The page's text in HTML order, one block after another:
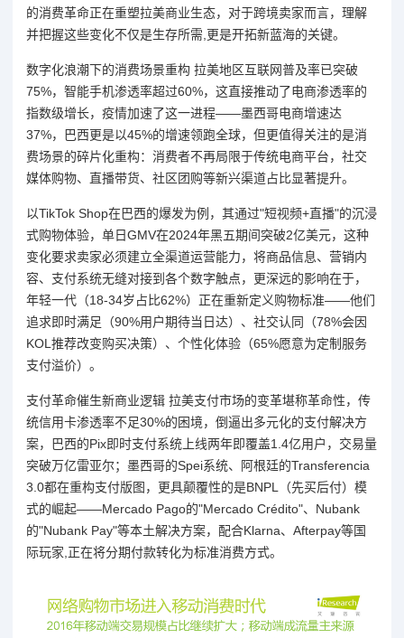
的消费革命正在重塑拉美商业生态，对于跨境卖家而言，理解
并把握这些变化不仅是生存所需,更是开拓新蓝海的关键。
数字化浪潮下的消费场景重构 拉美地区互联网普及率已突破
75%，智能手机渗透率超过60%，这直接推动了电商渗透率的
指数级增长，疫情加速了这一进程——墨西哥电商增速达
37%，巴西更是以45%的增速领跑全球，但更值得关注的是消
费场景的碎片化重构：消费者不再局限于传统电商平台，社交
媒体购物、直播带货、社区团购等新兴渠道占比显著提升。
以TikTok Shop在巴西的爆发为例，其通过"短视频+直播"的沉浸
式购物体验，单日GMV在2024年黑五期间突破2亿美元，这种
变化要求卖家必须建立全渠道运营能力，将商品信息、营销内
容、支付系统无缝对接到各个数字触点，更深远的影响在于，
年轻一代（18-34岁占比62%）正在重新定义购物标准——他们
追求即时满足（90%用户期待当日达）、社交认同（78%会因
KOL推荐改变购买决策）、个性化体验（65%愿意为定制服务
支付溢价）。
支付革命催生新商业逻辑 拉美支付市场的变革堪称革命性，传
统信用卡渗透率不足30%的困境，倒逼出多元化的支付解决方
案，巴西的Pix即时支付系统上线两年即覆盖1.4亿用户，交易量
突破万亿雷亚尔；墨西哥的Spei系统、阿根廷的Transferencia
3.0都在重构支付版图，更具颠覆性的是BNPL（先买后付）模
式的崛起——Mercado Pago的"Mercado Crédito"、Nubank
的"Nubank Pay"等本土解决方案，配合Klarna、Afterpay等国
际玩家,正在将分期付款转化为标准消费方式。